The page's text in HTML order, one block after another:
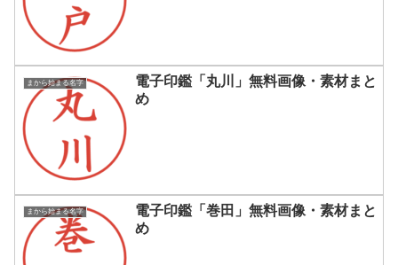
まから始まる名字
電子印鑑「丸川」無料画像・素材まと
め
まから始まる名字
電子印鑑「巻田」無料画像・素材まと
め